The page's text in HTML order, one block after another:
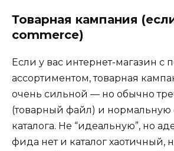
Товарная кампания
commerce)
Если у вас интернет-магазин с
ассортиментом, товарная
очень сильной — но обычно
(товарный файл) и нормальную
каталога. Не “идеальную”, но
фида нет и каталог хаотичный,